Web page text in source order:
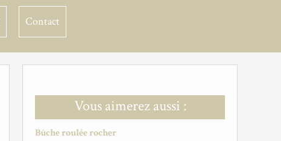
Contact
Vous aimerez aussi :
Bûche roulée rocher